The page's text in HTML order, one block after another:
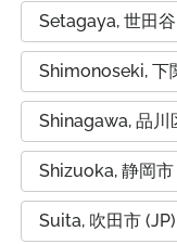
Setagaya, 世田
Shimonoseki, 下
Shinagawa, 品川
Shizuoka, 静岡市
Suita, 吹田市 (JP)